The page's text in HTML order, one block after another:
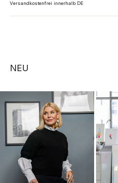
Versandkostenfrei innerhalb DE
NEU